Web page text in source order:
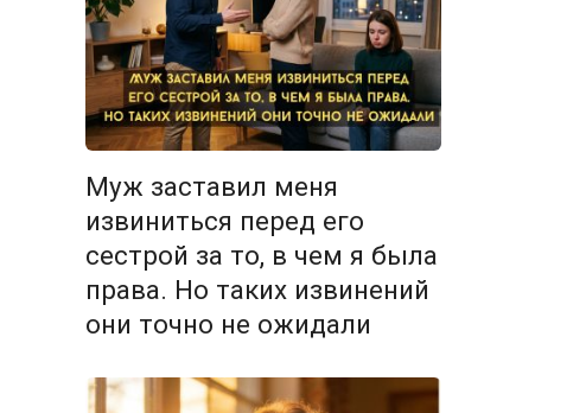
Муж заставил меня
извиниться перед его
сестрой за то, в чем я была
права. Но таких извинений
они точно не ожидали